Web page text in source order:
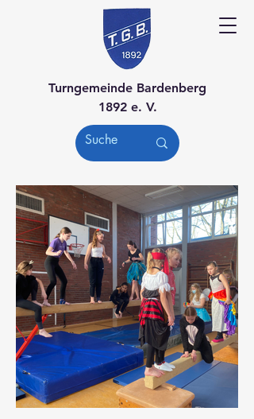
Turngemeinde Bardenberg
1892 e. V.